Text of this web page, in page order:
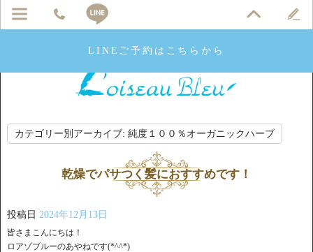
LINEご予約はこちらから
カテゴリー別アーカイブ: 純度１００％オーガニックハーブ
乾燥でパサつく髪におすすめです！
投稿日 2024年12月13日
皆さまこんにちは！
ロアゾブルーのあやねです(*^^*)